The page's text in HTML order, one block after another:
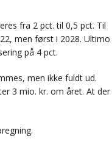
fra 2 pct. til 0,5 pct. Til
men først i 2028. Ultimo
på 4 pct.
men ikke fuldt ud.
3 mio. kr. om året. At der